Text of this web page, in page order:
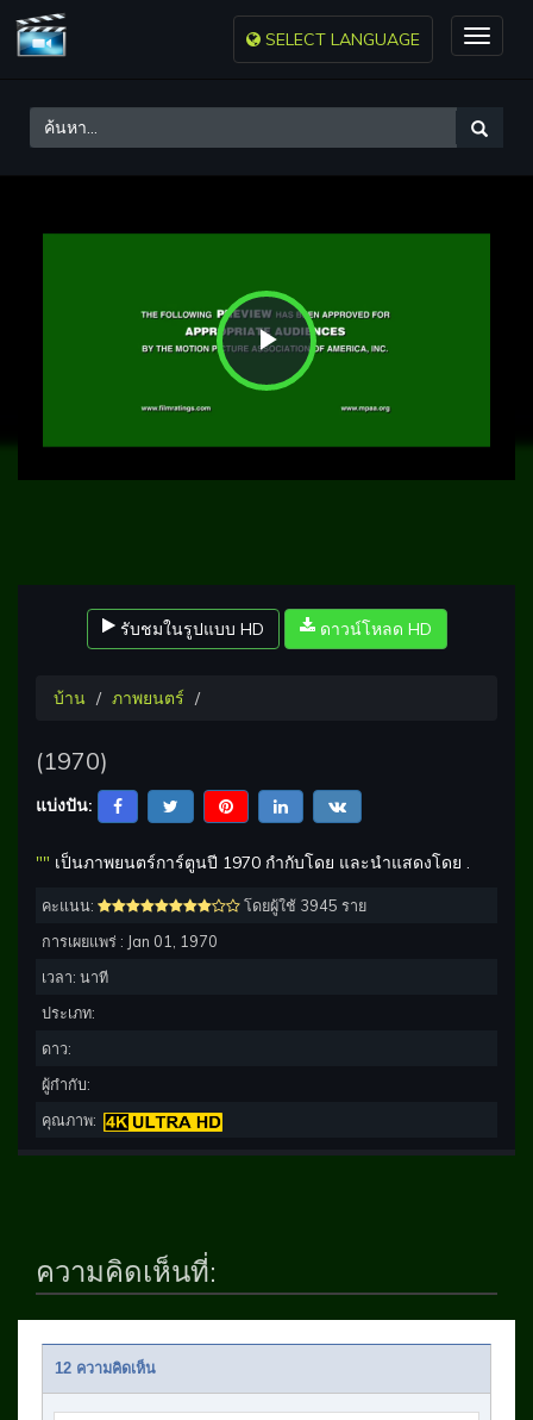
Toggle
SELECT LANGUAGE
Play
Video
รับชมในรูปแบบ HD ดาวน์โหลด HD
บ้าน ภาพยนตร์
(1970)
แบ่งปัน:
"" เป็นภาพยนตร์การ์ตูนปี 1970 กำกับโดย และนำแสดงโดย .
คะแนน:
โดยผู้ใช้ 3945 ราย
การเผยแพร่ : Jan 01, 1970
เวลา: นาที
ประเภท:
ดาว:
ผู้กำกับ:
คุณภาพ:
ความคิดเห็นที่:
12 ความคิดเห็น